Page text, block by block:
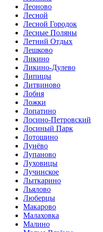
Леоново
Лесной
Лесной Городок
Лесные Поляны
Летний Отдых
Лешково
Ликино
Ликино-Дулево
Липицы
Литвиново
Лобня
Ложки
Лопатино
Лосино-Петровский
Лосиный Парк
Лотошино
Лунёво
Лупаново
Луховицы
Лучинское
Лыткарино
Льялово
Люберцы
Макарово
Малаховка
Малино